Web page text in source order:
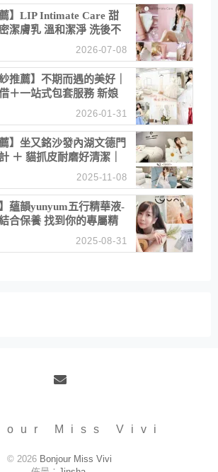
薦】LIP Intimate Care 甜
潔膚乳 溫和潔淨 洗後不
2026-07-08
推薦】不期而遇的美好｜
＋一站式包套服務 新娘
2026-01-31
】坐又銘沙發內湖文德門
＋ 貓抓皮耐磨好清潔｜
格透明 高CP值打造夢想
2025-11-08
蘊韻yunyum五行精華液-
合保養 找到你的專屬精
就選「潤・賦精華」維持
2025-08-31
Miss Vivi
© 2026 Bonjour Miss Vivi